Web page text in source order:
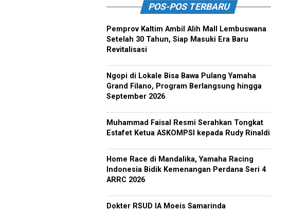
POS-POS TERBARU
Pemprov Kaltim Ambil Alih Mall Lembuswana
Setelah 30 Tahun, Siap Masuki Era Baru
Revitalisasi
Ngopi di Lokale Bisa Bawa Pulang Yamaha
Grand Filano, Program Berlangsung hingga
September 2026
Muhammad Faisal Resmi Serahkan Tongkat
Estafet Ketua ASKOMPSI kepada Rudy Rinaldi
Home Race di Mandalika, Yamaha Racing
Indonesia Bidik Kemenangan Perdana Seri 4
ARRC 2026
Dokter RSUD IA Moeis Samarinda